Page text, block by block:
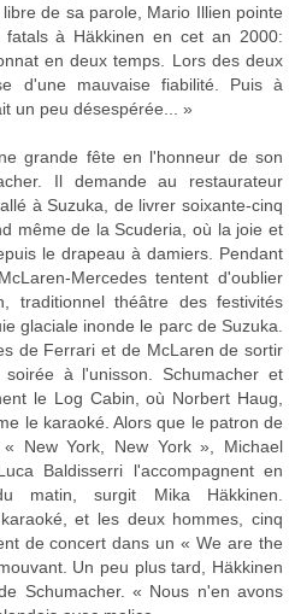
de sa parole, Mario Illien pointe
à Häkkinen en cet an 2000:
en deux temps. Lors des deux
d'une mauvaise fiabilité. Puis à
un peu désespérée... »
grande fête en l'honneur de son
Il demande au restaurateur
à Suzuka, de livrer soixante-cinq
même de la Scuderia, où la joie et
le drapeau à damiers. Pendant
Mercedes tentent d'oublier
traditionnel théâtre des festivités
glaciale inonde le parc de Suzuka.
de Ferrari et de McLaren de sortir
à l'unisson. Schumacher et
le Log Cabin, où Norbert Haug,
le karaoké. Alors que le patron de
New York, New York », Michael
Baldisserri l'accompagnent en
matin, surgit Mika Häkkinen.
et les deux hommes, cinq
de concert dans un « We are the
Un peu plus tard, Häkkinen
Schumacher. « Nous n'en avons